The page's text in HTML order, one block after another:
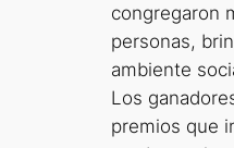
congregaron
personas,
ambiente
Los
premios que